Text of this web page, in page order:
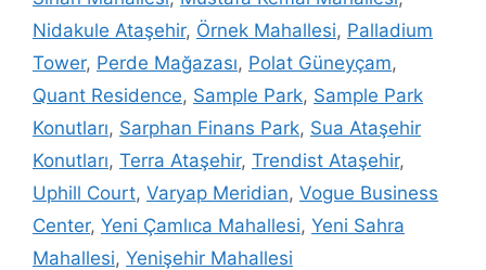
Nidakule Ataşehir, Örnek Mahallesi, Palladium
Tower, Perde Mağazası, Polat Güneyçam,
Quant Residence, Sample Park, Sample Park
Konutları, Sarphan Finans Park, Sua Ataşehir
Konutları, Terra Ataşehir, Trendist Ataşehir,
Uphill Court, Varyap Meridian, Vogue Business
Center, Yeni Çamlıca Mahallesi, Yeni Sahra
Mahallesi, Yenişehir Mahallesi